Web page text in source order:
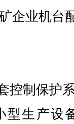
企业机台
控制保护
型生产设